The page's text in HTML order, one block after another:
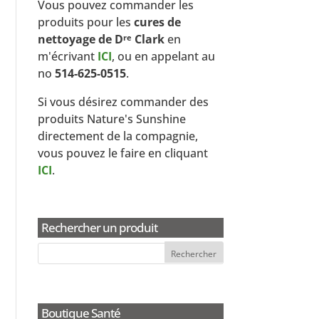
Vous pouvez commander les
produits pour lescures de
nettoyage de Dre Clark en
m'écrivant ICI, ou en appelant au
no514-625-0515.
Si vous désirez commander des
produits Nature's Sunshine
directement de la compagnie,
vous pouvez le faire en cliquant
ICI.
Rechercher un produit
Boutique Santé